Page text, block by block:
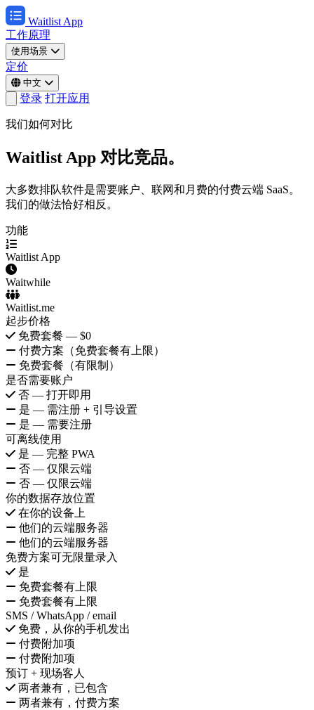
Waitlist App
工作原理
使用场景
定价
中文
登录 打开应用
我们如何对比
Waitlist App 对比竞品。
大多数排队软件是需要账户、联网和月费的付费云端 SaaS。
我们的做法恰好相反。
功能
Waitlist App
Waitwhile
Waitlist.me
起步价格
免费套餐 — $0
付费方案（免费套餐有上限）
免费套餐（有限制）
是否需要账户
否 — 打开即用
是 — 需注册 + 引导设置
是 — 需要注册
可离线使用
是 — 完整 PWA
否 — 仅限云端
否 — 仅限云端
你的数据存放位置
在你的设备上
他们的云端服务器
他们的云端服务器
免费方案可无限量录入
是
免费套餐有上限
免费套餐有上限
SMS / WhatsApp / email
免费，从你的手机发出
付费附加项
付费附加项
预订 + 现场客人
两者兼有，已包含
两者兼有，付费方案